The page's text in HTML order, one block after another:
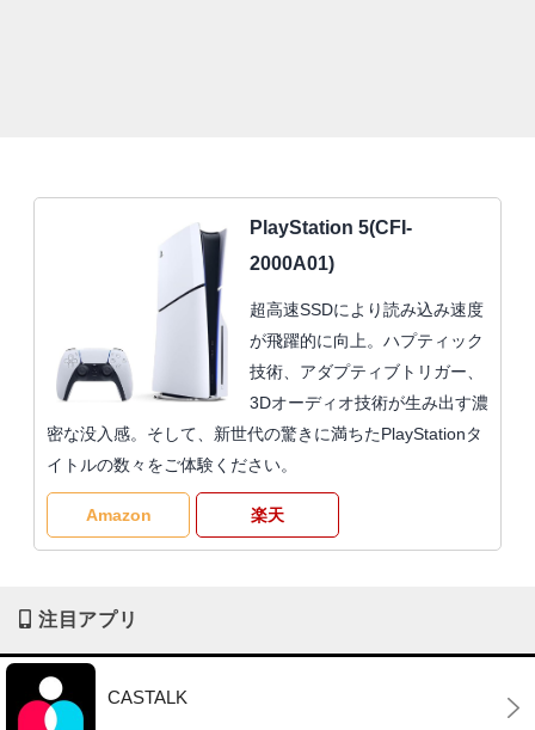
PlayStation 5(CFI-
2000A01)
超高速SSDにより読み込み速度
が飛躍的に向上。ハプティック
技術、アダプティブトリガー、
3Dオーディオ技術が生み出す濃
密な没入感。そして、新世代の驚きに満ちたPlayStationタ
イトルの数々をご体験ください。
Amazon 楽天
注目アプリ
CASTALK